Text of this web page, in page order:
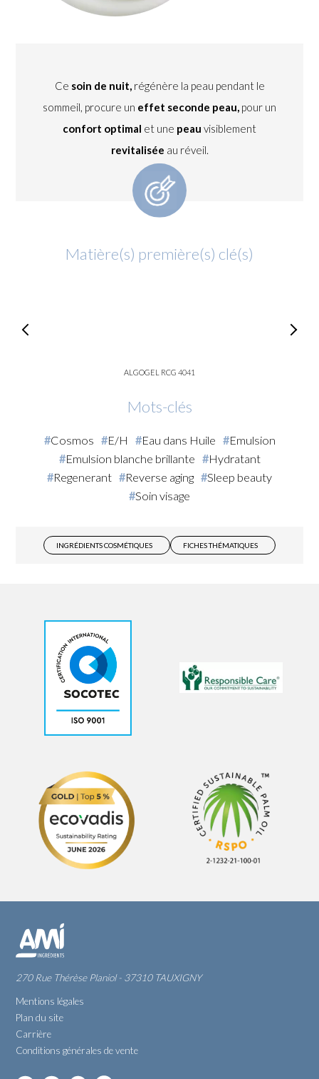
Ce soin de nuit,régénère la peau pendant le
sommeil, procure un effet seconde peau, pour un
confort optimal et une peau visiblement
revitalisée au réveil.
Matière(s) première(s) clé(s)
ALGOGEL RCG 4041
Mots-clés
Cosmos E/H Eau dans Huile
Emulsion
Emulsion blanche brillante
Hydratant
Regenerant
Reverse aging
Sleep beauty
Soin visage
INGRÉDIENTS COSMÉTIQUES FICHES THÉMATIQUES
270 Rue Thérèse Planiol - 37310 TAUXIGNY
Mentions légales
Plan du site
Carrière
Conditions générales de vente